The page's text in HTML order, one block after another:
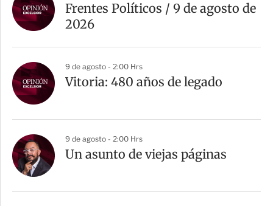
Frentes Políticos / 9 de agosto de
2026
9 de agosto - 2:00 Hrs
Vitoria: 480 años de legado
9 de agosto - 2:00 Hrs
Un asunto de viejas páginas